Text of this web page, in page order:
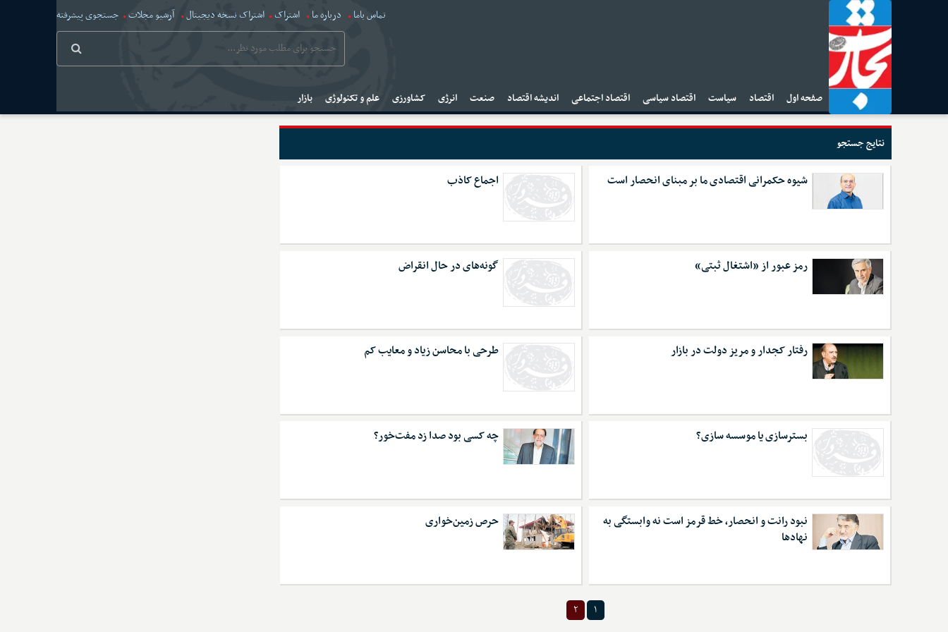
تماس باما درباره ما اشتراک اشتراک نسخه دیجیتال آرشیو مجلات جستجوی پیشرفته
صفحه اول اقتصاد سیاست اقتصاد سیاسی اقتصاد اجتماعی اندیشه اقتصاد صنعت انرژی کشاورزی علم و تکنولوژی بازار
نتایج جستجو
شیوه حکمرانی اقتصادی ما بر مبنای انحصار است اجماع کاذب
رمز عبور از «اشتغال ثبتی» گونه‌های در حال انقراض
رفتار کجدار و مریز دولت در بازار طرحی با محاسن زیاد و معایب کم
بسترسازی یا موسسه سازی؟ چه کسی بود صدا زد مفت‌خور؟
نبود رانت و انحصار، خط قرمز است نه وابستگی به
نهادها
حرص زمین‌خواری
۱ ۲